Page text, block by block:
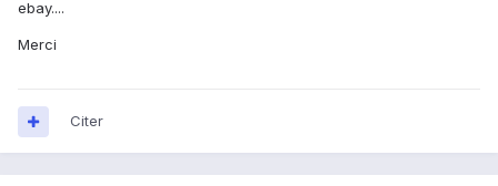
ebay....
Merci
Citer